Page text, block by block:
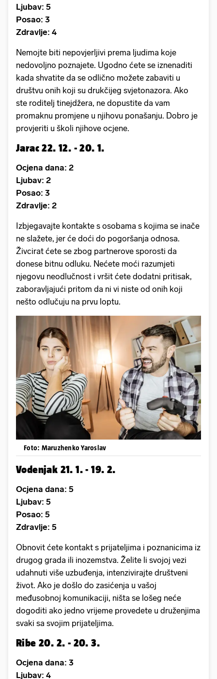
Ljubav: 5
Posao: 3
Zdravlje: 4
Nemojte biti nepovjerljivi prema ljudima koje
nedovoljno poznajete. Ugodno ćete se iznenaditi
kada shvatite da se odlično možete zabaviti u
društvu onih koji su drukčijeg svjetonazora. Ako
ste roditelj tinejdžera, ne dopustite da vam
promaknu promjene u njihovu ponašanju. Dobro je
provjeriti u školi njihove ocjene.
Jarac 22. 12. - 20. 1.
Ocjena dana: 2
Ljubav: 2
Posao: 3
Zdravlje: 2
Izbjegavajte kontakte s osobama s kojima se inače
ne slažete, jer će doći do pogoršanja odnosa.
Živcirat ćete se zbog partnerove sporosti da
donese bitnu odluku. Nećete moći razumjeti
njegovu neodlučnost i vršit ćete dodatni pritisak,
zaboravljajući pritom da ni vi niste od onih koji
nešto odlučuju na prvu loptu.
Foto: Maruzhenko Yaroslav
Vodenjak 21. 1. - 19. 2.
Ocjena dana: 5
Ljubav: 5
Posao: 5
Zdravlje: 5
Obnovit ćete kontakt s prijateljima i poznanicima iz
drugog grada ili inozemstva. Želite li svojoj vezi
udahnuti više uzbuđenja, intenzivirajte društveni
život. Ako je došlo do zasićenja u vašoj
međusobnoj komunikaciji, ništa se lošeg neće
dogoditi ako jedno vrijeme provedete u druženjima
svaki sa svojim prijateljima.
Ribe 20. 2. - 20. 3.
Ocjena dana: 3
Ljubav: 4